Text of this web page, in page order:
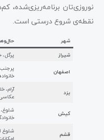
نوروزی‌تان
نقطه‌ی شروع درستی است.
شهر
شیراز
اصفهان
یزد
آرام،
کیش
شلوغ،
قشم
شلوغ